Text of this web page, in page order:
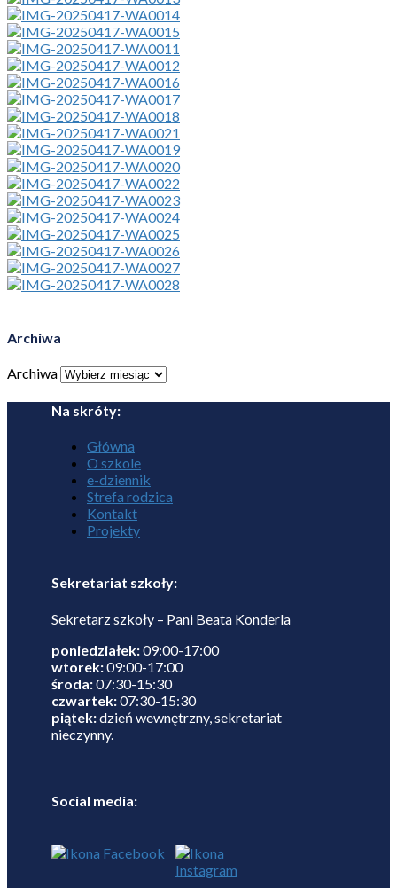
Archiwa
Archiwa
Na skróty:
Główna
O szkole
e-dziennik
Strefa rodzica
Kontakt
Projekty
Sekretariat szkoły:
Sekretarz szkoły – Pani Beata Konderla
poniedziałek:09:00-17:00
wtorek:09:00-17:00
środa:07:30-15:30
czwartek:07:30-15:30
piątek:dzień wewnętrzny, sekretariat
nieczynny.
Social media: